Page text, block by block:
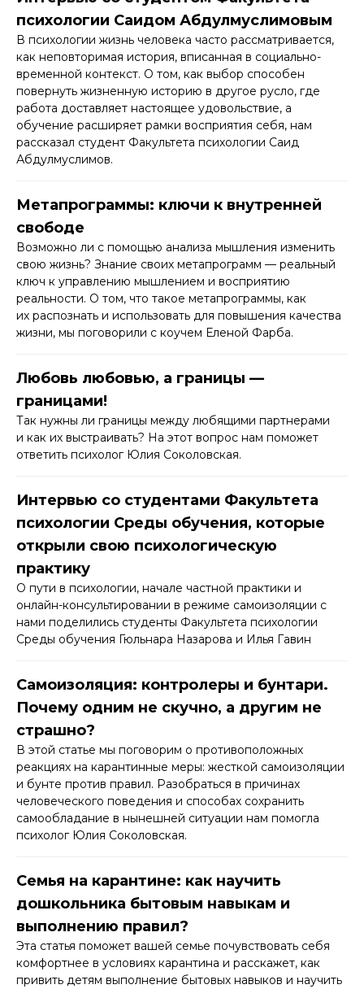
психологии Саидом Абдулмуслимовым
В психологии жизнь человека часто рассматривается,
как неповторимая история, вписанная в социально-
временной контекст. О том, как выбор способен
повернуть жизненную историю в другое русло, где
работа доставляет настоящее удовольствие, а
обучение расширяет рамки восприятия себя, нам
рассказал студент Факультета психологии Саид
Абдулмуслимов.
Метапрограммы: ключи к внутренней
свободе
Возможно ли с помощью анализа мышления изменить
свою жизнь? Знание своих метапрограмм — реальный
ключ к управлению мышлением и восприятию
реальности. О том, что такое метапрограммы, как
их распознать и использовать для повышения качества
жизни, мы поговорили с коучем Еленой Фарба.
Любовь любовью, а границы —
границами!
Так нужны ли границы между любящими партнерами
и как их выстраивать? На этот вопрос нам поможет
ответить психолог Юлия Соколовская.
Интервью со студентами Факультета
психологии Среды обучения, которые
открыли свою психологическую
практику
О пути в психологии, начале частной практики и
онлайн-консультировании в режиме самоизоляции с
нами поделились студенты Факультета психологии
Среды обучения Гюльнара Назарова и Илья Гавин
Самоизоляция: контролеры и бунтари.
Почему одним не скучно, а другим не
страшно?
В этой статье мы поговорим о противоположных
реакциях на карантинные меры: жесткой самоизоляции
и бунте против правил. Разобраться в причинах
человеческого поведения и способах сохранить
самообладание в нынешней ситуации нам помогла
психолог Юлия Соколовская.​
Семья на карантине: как научить
дошкольника бытовым навыкам и
выполнению правил?
Эта статья поможет вашей семье почувствовать себя
комфортнее в условиях карантина и расскажет, как
привить детям выполнение бытовых навыков и научить